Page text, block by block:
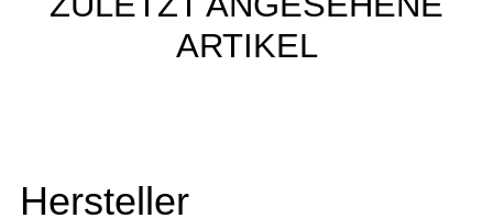
ARTIKEL
Hersteller